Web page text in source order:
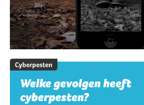
Cyberpesten
Welke gevolgen heeft
cyberpesten?